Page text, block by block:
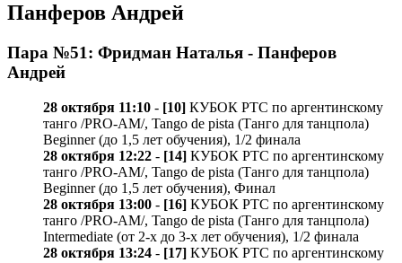
Панферов Андрей
Пара №51: Фридман Наталья - Панферов
Андрей
28 октября 11:10 - [10] КУБОК РТС по аргентинскому
танго /PRO-AM/, Tango de pista (Танго для танцпола)
Beginner (до 1,5 лет обучения), 1/2 финала
28 октября 12:22 - [14] КУБОК РТС по аргентинскому
танго /PRO-AM/, Tango de pista (Танго для танцпола)
Beginner (до 1,5 лет обучения), Финал
28 октября 13:00 - [16] КУБОК РТС по аргентинскому
танго /PRO-AM/, Tango de pista (Танго для танцпола)
Intermediate (от 2-х до 3-х лет обучения), 1/2 финала
28 октября 13:24 - [17] КУБОК РТС по аргентинскому